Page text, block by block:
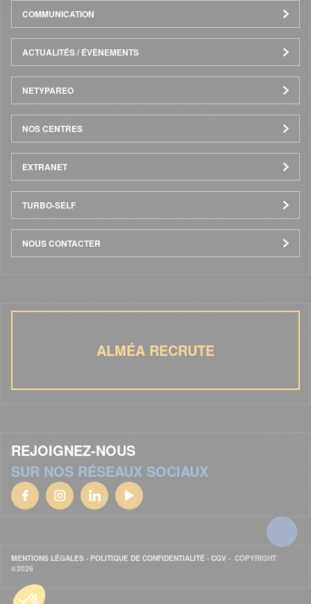
COMMUNICATION
ACTUALITÉS / ÉVÈNEMENTS
NETYPAREO
NOS CENTRES
EXTRANET
TURBO-SELF
NOUS CONTACTER
ALMÉA RECRUTE
REJOIGNEZ-NOUS
SUR NOS RÉSEAUX SOCIAUX
MENTIONS LÉGALES - POLITIQUE DE CONFIDENTIALITÉ - CGV - COPYRIGHT
©2026